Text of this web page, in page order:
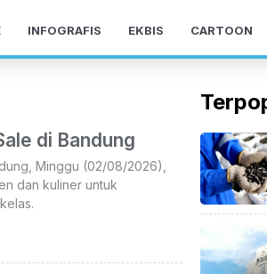
INFOGRAFIS EKBIS CARTOON
di Bandung
Minggu (02/08/2026),
dan kuliner untuk